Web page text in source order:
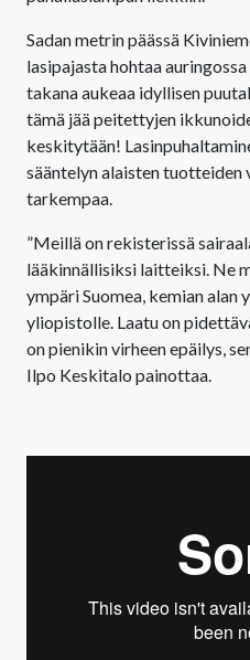
Sadan metrin päässä
lasipajasta hohtaa
takana aukeaa idyllisen
tämä jää peitettyjen
keskitytään!
sääntelyn alaisten tuotteiden
tarkempaa.
”Meillä on rekisterissä
lääkinnällisiksi laitteiksi. Ne
ympäri Suomea, kemian alan
yliopistolle. Laatu on
on pienikin virheen epäilys,
Ilpo Keskitalo painottaa.